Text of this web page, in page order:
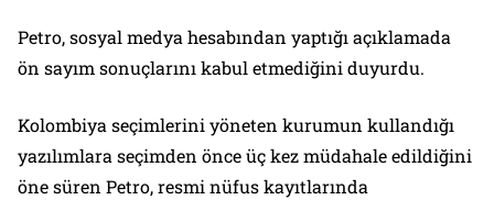
Petro, sosyal medya hesabından yaptığı açıklamada
ön sayım sonuçlarını kabul etmediğini duyurdu.
Kolombiya seçimlerini yöneten kurumun kullandığı
yazılımlara seçimden önce üç kez müdahale edildiğini
öne süren Petro, resmi nüfus kayıtlarında